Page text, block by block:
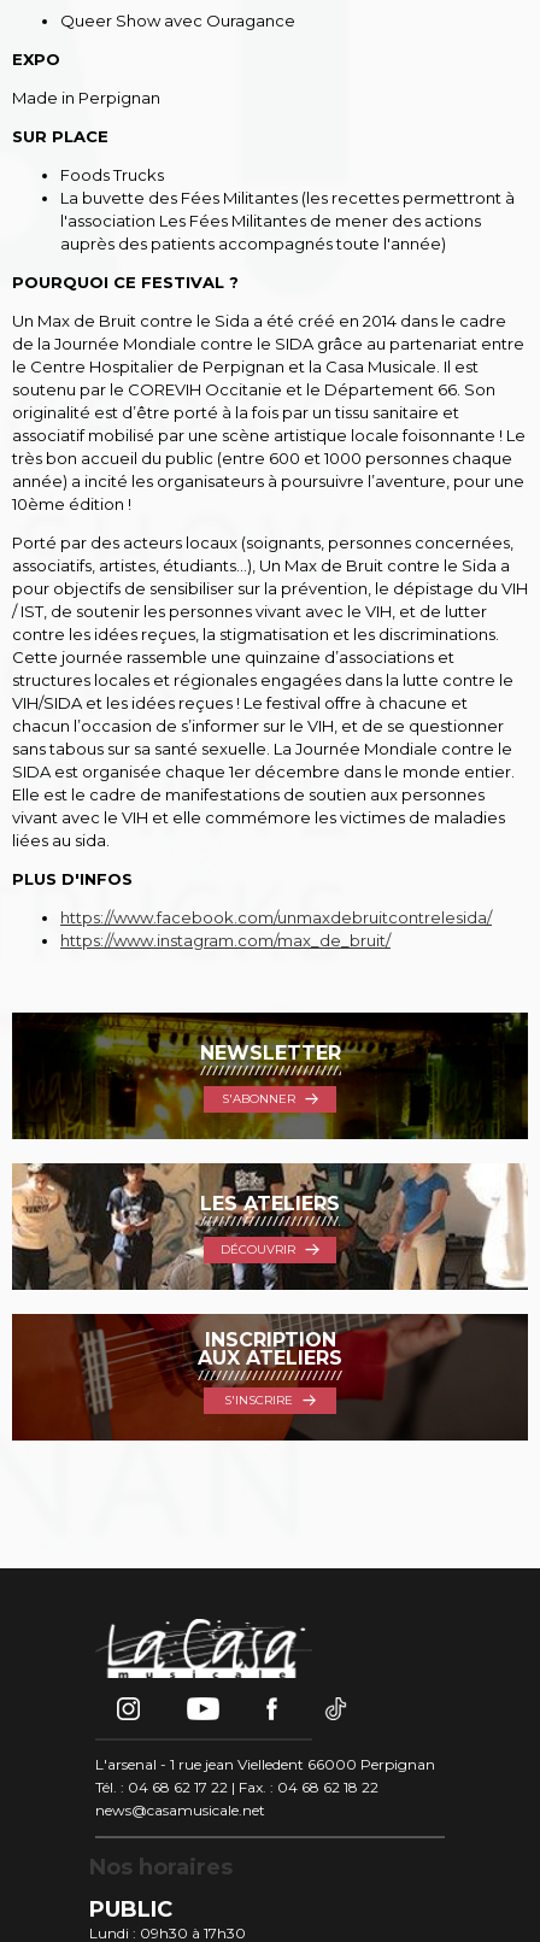
Queer Show avec Ouragance
EXPO
Made in Perpignan
SUR PLACE
Foods Trucks
La buvette des Fées Militantes (les recettes permettront à
l'association Les Fées Militantes de mener des actions
auprès des patients accompagnés toute l'année)
POURQUOI CE FESTIVAL ?
Un Max de Bruit contre le Sida a été créé en 2014 dans le cadre
de la Journée Mondiale contre le SIDA grâce au partenariat entre
le Centre Hospitalier de Perpignan et la Casa Musicale. Il est
soutenu par le COREVIH Occitanie et le Département 66. Son
originalité est d’être porté à la fois par un tissu sanitaire et
associatif mobilisé par une scène artistique locale foisonnante ! Le
très bon accueil du public (entre 600 et 1000 personnes chaque
année) a incité les organisateurs à poursuivre l’aventure, pour une
10ème édition !
Porté par des acteurs locaux (soignants, personnes concernées,
associatifs, artistes, étudiants…), Un Max de Bruit contre le Sida a
pour objectifs de sensibiliser sur la prévention, le dépistage du VIH
/ IST, de soutenir les personnes vivant avec le VIH, et de lutter
contre les idées reçues, la stigmatisation et les discriminations.
Cette journée rassemble une quinzaine d’associations et
structures locales et régionales engagées dans la lutte contre le
VIH/SIDA et les idées reçues ! Le festival offre à chacune et
chacun l’occasion de s’informer sur le VIH, et de se questionner
sans tabous sur sa santé sexuelle. La Journée Mondiale contre le
SIDA est organisée chaque 1er décembre dans le monde entier.
Elle est le cadre de manifestations de soutien aux personnes
vivant avec le VIH et elle commémore les victimes de maladies
liées au sida.
PLUS D'INFOS
https://www.facebook.com/unmaxdebruitcontrelesida/
https://www.instagram.com/max_de_bruit/
NEWSLETTER
S'ABONNER
LES ATELIERS
DÉCOUVRIR
INSCRIPTION
AUX ATELIERS
S'INSCRIRE
L'arsenal - 1 rue jean Vielledent 66000 Perpignan
Tél. : 04 68 62 17 22 | Fax. : 04 68 62 18 22
news@casamusicale.net
Nos horaires
PUBLIC
Lundi : 09h30 à 17h30